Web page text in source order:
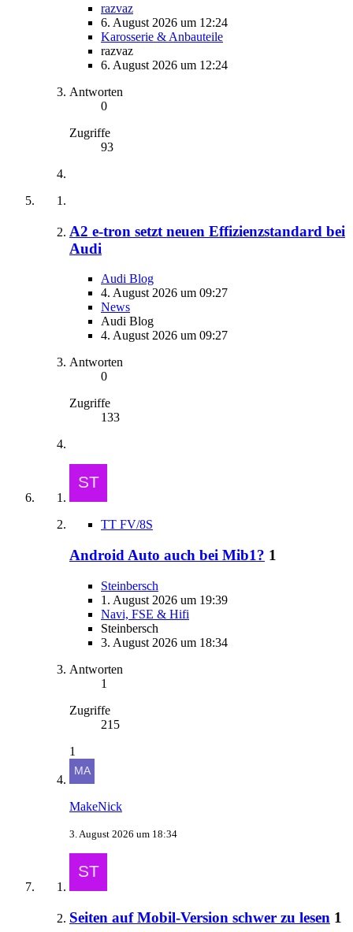
razvaz
6. August 2026 um 12:24
Karosserie & Anbauteile
razvaz
6. August 2026 um 12:24
Antworten
0
Zugriffe
93
A2 e-tron setzt neuen Effizienzstandard bei
Audi
Audi Blog
4. August 2026 um 09:27
News
Audi Blog
4. August 2026 um 09:27
Antworten
0
Zugriffe
133
TT FV/8S
Android Auto auch bei Mib1? 1
Steinbersch
1. August 2026 um 19:39
Navi, FSE & Hifi
Steinbersch
3. August 2026 um 18:34
Antworten
1
Zugriffe
215
1
MakeNick
3. August 2026 um 18:34
Seiten auf Mobil-Version schwer zu lesen 1